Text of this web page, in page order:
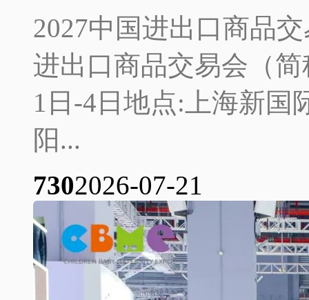
2027中国进出口商品
进出口商品交易会（
1日-4日地点:上海新国
阳...
7302026-07-21